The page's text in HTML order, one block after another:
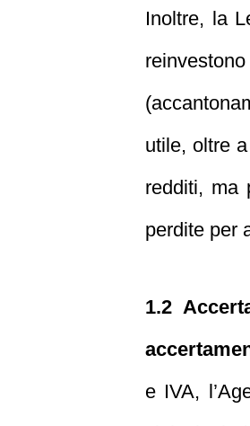
Inoltre, la
utile, oltre
redditi, ma
perdite per
1.2
e IVA,